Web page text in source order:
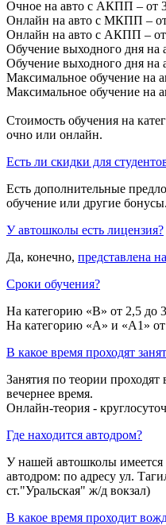
Очное на авто с АКПП – от
Онлайн на авто с МКПП – от
Онлайн на авто с АКПП – от
Обучение выходного дня
Обучение выходного дня
Максимальное обучение на
Максимальное обучение на
Стоимость обучения на
очно или онлайн.
Есть ли скидки для
Есть дополнительные
обучение или другие бонусы.
У автошколы есть лицензия?
Да, конечно, представлена
Сроки обучения?
На категорию «B» от 2,5 до
На категорию «A» и «A1» от
В какое время проходят
Занятия по теории
вечернее время.
Онлайн-теория -
Где находится автодром?
У нашей автошколы
автодром: по адресу ул.
ст."Уральская" ж/д вокзал)
В какое время проходит